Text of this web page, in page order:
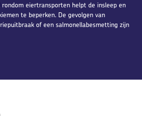
rondom eiertransporten helpt de insleep en
te beperken. De gevolgen van
of een salmonellabesmetting zijn